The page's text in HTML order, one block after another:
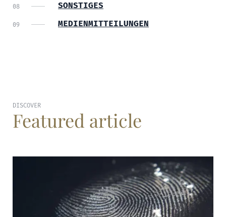
SONSTIGES
MEDIENMITTEILUNGEN
DISCOVER
Featured article